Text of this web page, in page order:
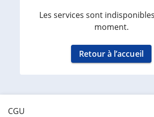
Les services sont
moment.
Retour à l’accueil
CGU